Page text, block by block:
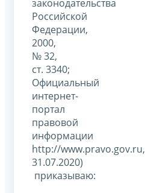
законодательства
Российской
Федерации,
2000,
№ 32,
ст. 3340;
Официальный
интернет-
портал
правовой
информации
http://www.pravo.gov.ru,
31.07.2020)
приказываю: